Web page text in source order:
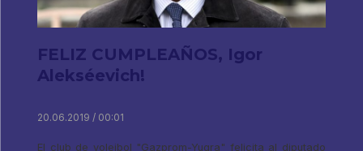
FELIZ CUMPLEAÑOS, Igor
Alekséevich!
20.06.2019 / 00:01
El club de voleibol "Gazprom-Yugra" felicita al diputado